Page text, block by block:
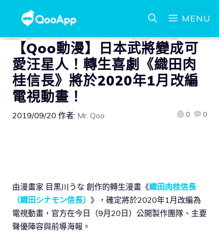
MENU
【Qoo動漫】日本武將變成可
愛汪星人！轉生喜劇《織田肉
桂信長》將於2020年1月改編
電視動畫！
2019/09/20 作者: Mr. Qoo 0 0
由漫畫家 目黒川うな 創作的轉生漫畫《織田肉桂信長
（織田シナモン信長） 》，確定將於2020年1月改編為
電視動畫，官方在今日（9月20日）公開製作團隊、主要
聲優陣容與前導海報。